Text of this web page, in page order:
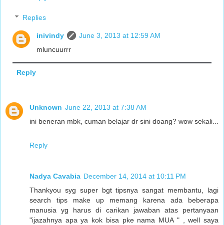
Replies
inivindy
June 3, 2013 at 12:59 AM
mluncuurrr
Reply
Unknown June 22, 2013 at 7:38 AM
ini beneran mbk, cuman belajar dr sini doang? wow sekali...
Reply
Nadya Cavabia December 14, 2014 at 10:11 PM
Thankyou syg super bgt tipsnya sangat membantu, lagi
search tips make up memang karena ada beberapa
manusia yg harus di carikan jawaban atas pertanyaan
"ijazahnya apa ya kok bisa pke nama MUA " , well saya